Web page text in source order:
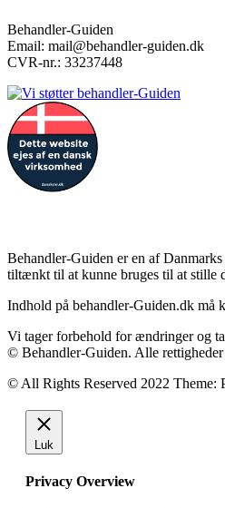
Behandler-Guiden
Email: mail@behandler-guiden.dk
CVR-nr.: 33237448
Behandler-Guiden er en af
tiltænkt til at kunne bruges til at stille
Indhold på behandler-Guiden.dk må
Vi tager forbehold for ændringer og
© Behandler-Guiden. Alle rettigheder
© All Rights Reserved 2022 Theme:
Luk
Privacy Overview